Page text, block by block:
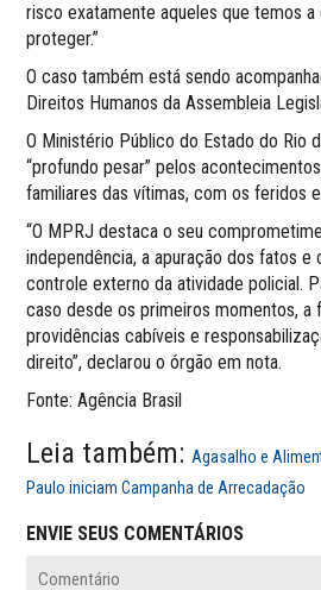
risco exatamente aqueles que temos
proteger.”
O caso também está sendo
Direitos Humanos da Assembleia
O Ministério Público do Estado do Rio
“profundo pesar” pelos
familiares das vítimas, com os feridos
“O MPRJ destaca o seu
independência, a apuração dos fatos
controle externo da atividade policial.
caso desde os primeiros momentos, a
providências cabíveis e
direito”, declarou o órgão em nota.
Fonte: Agência Brasil
Leia também:Agasalho e
Paulo iniciam Campanha de Arrecadação
ENVIE SEUS COMENTÁRIOS